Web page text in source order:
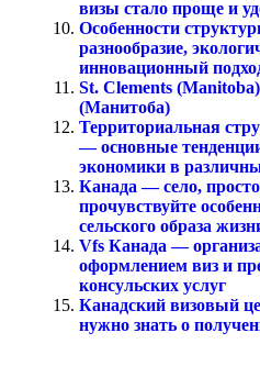
визы стало проще и
Особенности
разнообразие,
инновационный
St. Clements
(Манитоба)
Территориальная
— основные
экономики в
Канада — село,
прочувствуйте
сельского образа
Vfs Канада —
оформлением виз и
консульских услуг
Канадский визовый
нужно знать о